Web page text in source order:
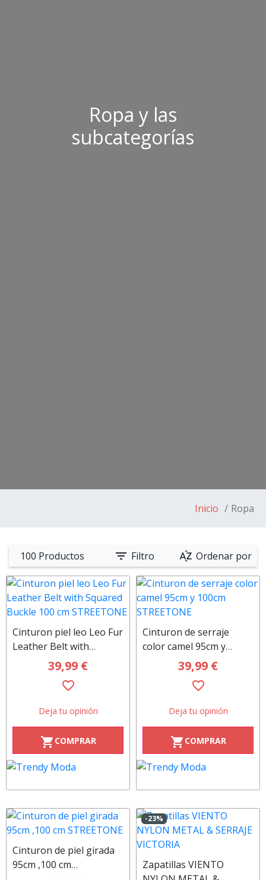
Ropa y las
subcategorías
Inicio Ropa
100 Productos filter_list Filtro sort_by_alpha Ordenar por
Cinturon piel leo Leo Fur
Leather Belt with
Squared Buckle 100 cm
STREETONE
39,99 €
favorite_border
Deja tu opinión
shopping_cart COMPRAR
Cinturon de serraje
color camel 95cm y
100cm STREETONE
39,99 €
favorite_border
Deja tu opinión
shopping_cart COMPRAR
Cinturon de piel girada
95cm ,100 cm
Zapatillas VIENTO
-23%